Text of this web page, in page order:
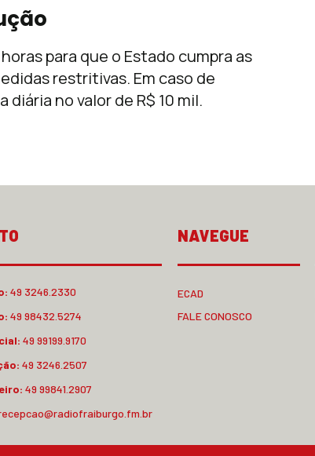
para que o Estado cumpra as
restritivas. Em caso de
no valor de R$ 10 mil.
49 3246.2330
49 98432.5274
49 99199.9170
49 3246.2507
49 99841.2907
NAVEGUE
ECAD
FALE CONOSCO